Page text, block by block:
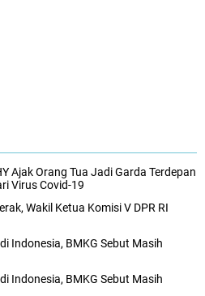
Ajak Orang Tua Jadi Garda Terdepan
Virus Covid-19
Wakil Ketua Komisi V DPR RI
Indonesia, BMKG Sebut Masih
Indonesia, BMKG Sebut Masih